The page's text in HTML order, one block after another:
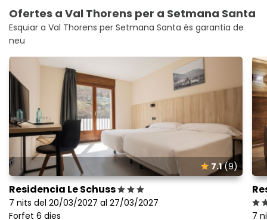
, i es que el poble es troba envoltat de pistes
esquiables. Utilitza el cercador per trobar el teu
allotjament per Setmana Santa.
Ofertes a Val Thorens per a Setmana Santa
Esquiar a Val Thorens per Setmana Santa és garantia de
neu
7.1(9)
Residencia Le Schuss
7 nits del 20/03/2027 al 27/03/2027
Forfet 6 dies
7